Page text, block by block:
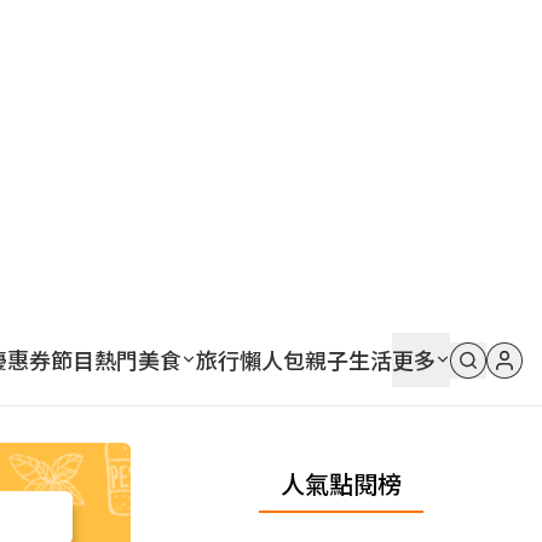
惠券節目熱門美食 旅行懶人包親子生活更多
人氣點閱榜